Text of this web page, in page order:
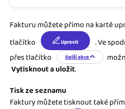
Fakturu můžete přímo na kartě
tlačítko
Upravit
. Ve
přes tlačítko
Další akce
Vytisknout a uložit.
Tisk ze seznamu
Faktury můžete tisknout také